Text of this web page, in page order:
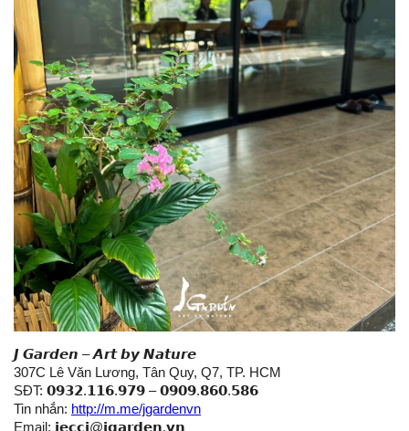
𝙅 𝙂𝙖𝙧𝙙𝙚𝙣 – 𝘼𝙧𝙩 𝙗𝙮 𝙉𝙖𝙩𝙪𝙧𝙚
307C Lê Văn Lương, Tân Quy, Q7, TP. HCM
SĐT: 𝟬𝟵𝟯𝟮.𝟭𝟭𝟲.𝟵𝟳𝟵 – 𝟬𝟵𝟬𝟵.𝟴𝟲𝟬.𝟱𝟴𝟲
Tin nhắn: http://m.me/jgardenvn
Email: 𝗷𝗲𝗰𝗰𝗶@𝗷𝗴𝗮𝗿𝗱𝗲𝗻.𝘃𝗻